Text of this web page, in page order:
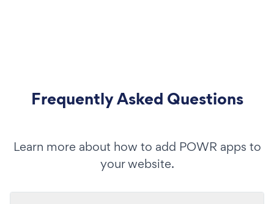
Frequently Asked Questions
Learn more about how to add POWR apps to
your website.